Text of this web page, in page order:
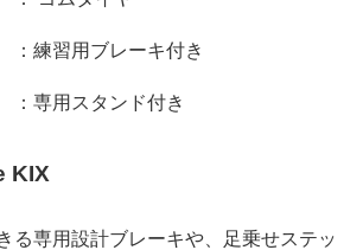
習用ブレーキ付き
用スタンド付き
KIX
る専用設計ブレーキや、足乗せステッ